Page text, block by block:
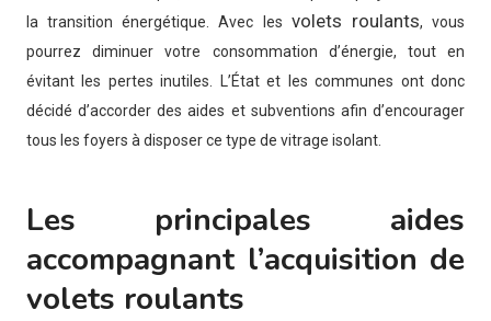
la transition énergétique. Avec les volets roulants, vous
pourrez diminuer votre consommation d’énergie, tout en
évitant les pertes inutiles. L’État et les communes ont donc
décidé d’accorder des aides et subventions afin d’encourager
tous les foyers à disposer ce type de vitrage isolant.
Les principales aides
accompagnant l’acquisition de
volets roulants